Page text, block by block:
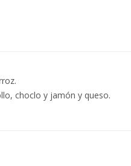
choclo y jamón y queso.